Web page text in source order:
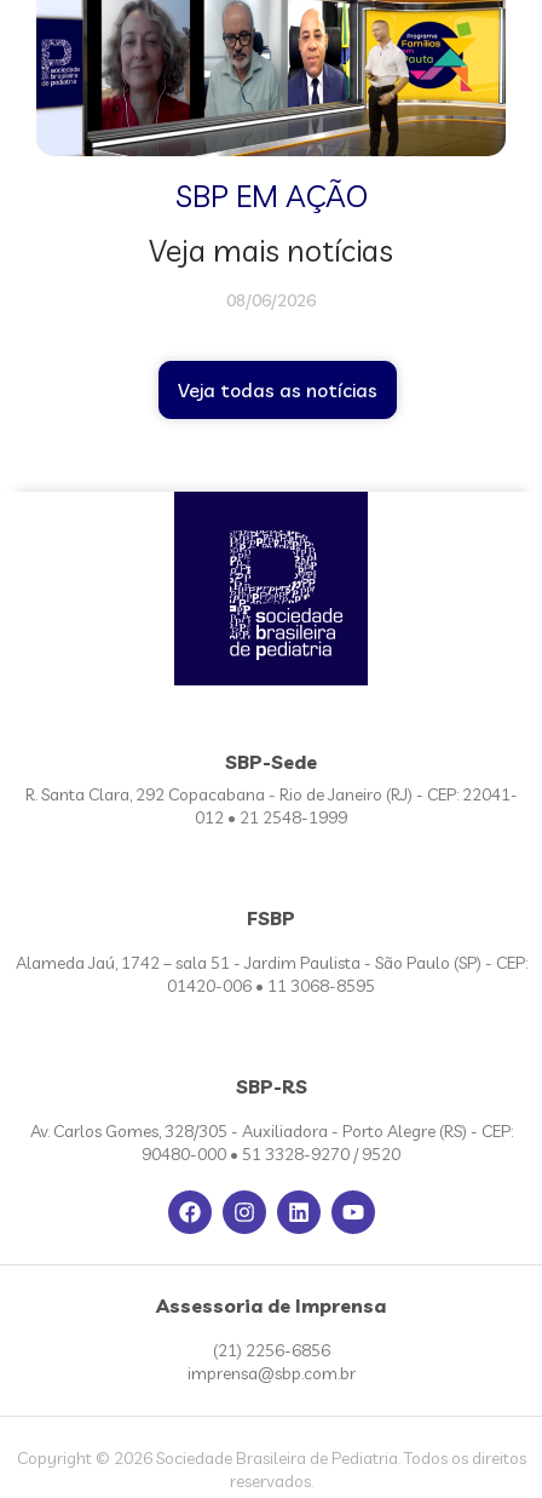
SBP EM AÇÃO
Veja mais notícias
08/06/2026
Veja todas as notícias
SBP-Sede
R. Santa Clara, 292 Copacabana - Rio de Janeiro (RJ) - CEP: 22041-
012 • 21 2548-1999
FSBP
Alameda Jaú, 1742 – sala 51 - Jardim Paulista - São Paulo (SP) - CEP:
01420-006 • 11 3068-8595
SBP-RS
Av. Carlos Gomes, 328/305 - Auxiliadora - Porto Alegre (RS) - CEP:
90480-000 • 51 3328-9270 / 9520
Assessoria de Imprensa
(21) 2256-6856
imprensa@sbp.com.br
Copyright © 2026 Sociedade Brasileira de Pediatria. Todos os direitos
reservados.